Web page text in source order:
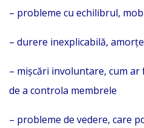
– probleme cu echilibrul,
– durere inexplicabilă,
– mișcări involuntare, cum
de a controla membrele
– probleme de vedere, care